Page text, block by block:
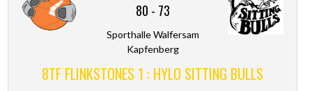
80 - 73
Sporthalle Walfersam
Kapfenberg
8TF FLINKSTONES 1 : HYLO SITTING BULLS